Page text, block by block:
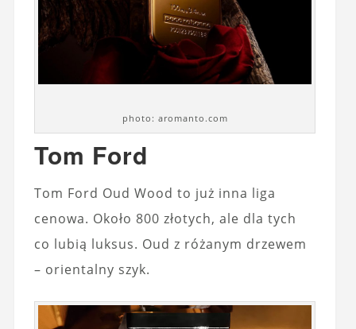
photo: aromanto.com
Tom Ford
Tom Ford Oud Wood to już inna liga
cenowa. Około 800 złotych, ale dla tych
co lubią luksus. Oud z różanym drzewem
– orientalny szyk.